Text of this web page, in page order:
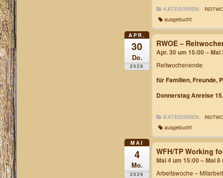
KATEGORIEN:
ausgebucht
APR.
30
Do.
2026
RWOE –
Apr. 30 um 15:00 – Mai
Reitwochenende
für Familien, Freunde,
Donnerstag Anreise
KATEGORIEN:
ausgebucht
MAI
4
Mo.
2026
WFH/TP Working
Mai 4 um 15:00 – Mai 8
Arbeitswoche –